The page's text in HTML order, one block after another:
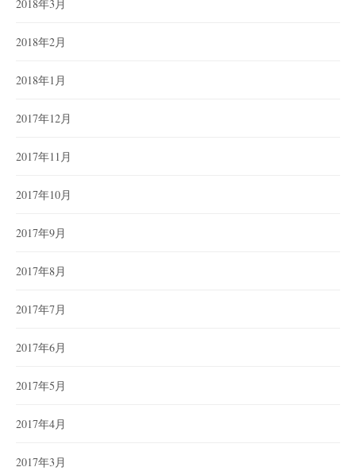
2018年3月
2018年2月
2018年1月
2017年12月
2017年11月
2017年10月
2017年9月
2017年8月
2017年7月
2017年6月
2017年5月
2017年4月
2017年3月